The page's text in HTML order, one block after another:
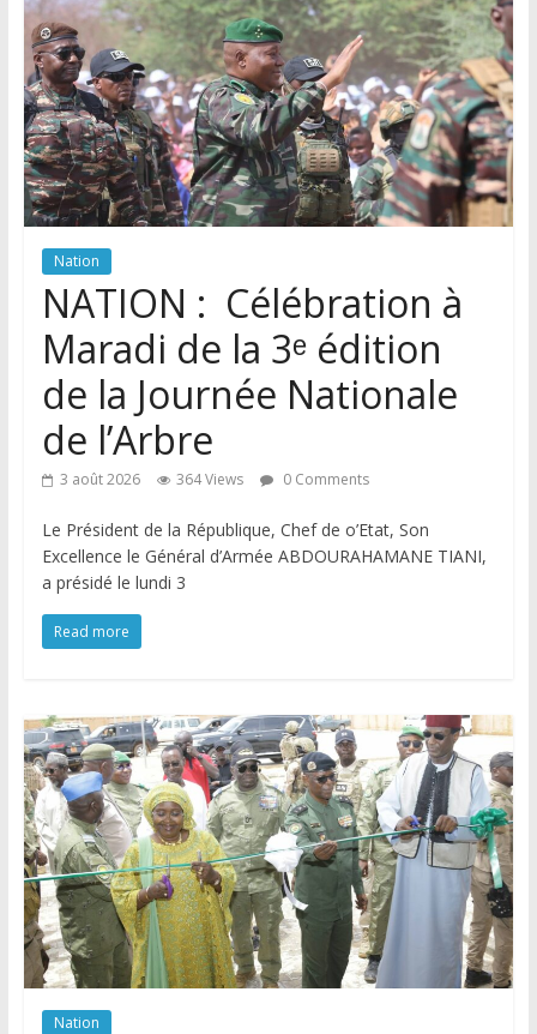
Nation
NATION : Célébration à
Maradi de la 3ᵉ édition
de la Journée Nationale
de l’Arbre
3 août 2026 364 Views 0 Comments
Le Président de la République, Chef de o’Etat, Son
Excellence le Général d’Armée ABDOURAHAMANE TIANI,
a présidé le lundi 3
Read more
Nation